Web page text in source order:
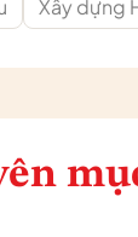
Xây dựng